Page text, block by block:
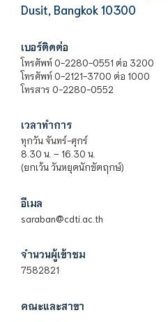
Dusit, Bangkok 10300
เบอร์ติดต่อ
โทรศัพท์ 0-2280-0551 ต่อ 3200
โทรศัพท์ 0-2121-3700 ต่อ 1000
โทรสาร 0-2280-0552
เวลาทำการ
ทุกวัน จันทร์-ศุกร์
8.30 น. – 16.30 น.
(ยกเว้น วันหยุดนักขัตฤกษ์)
อีเมล
saraban@cdti.ac.th
จำนวนผู้เข้าชม
7582821
คณะและสาขา